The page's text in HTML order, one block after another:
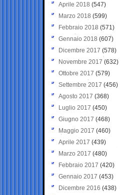
Aprile 2018 (547)
Marzo 2018 (599)
Febbraio 2018 (571)
Gennaio 2018 (607)
Dicembre 2017 (578)
Novembre 2017 (632)
Ottobre 2017 (579)
Settembre 2017 (456)
Agosto 2017 (368)
Luglio 2017 (450)
Giugno 2017 (468)
Maggio 2017 (460)
Aprile 2017 (439)
Marzo 2017 (480)
Febbraio 2017 (420)
Gennaio 2017 (453)
Dicembre 2016 (438)